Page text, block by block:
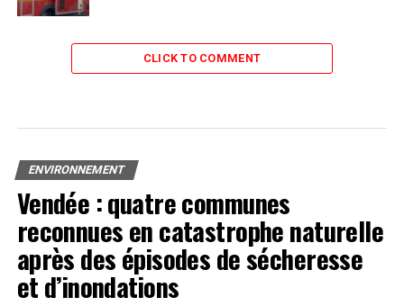
CLICK TO COMMENT
ENVIRONNEMENT
Vendée : quatre communes
reconnues en catastrophe naturelle
après des épisodes de sécheresse
et d’inondations